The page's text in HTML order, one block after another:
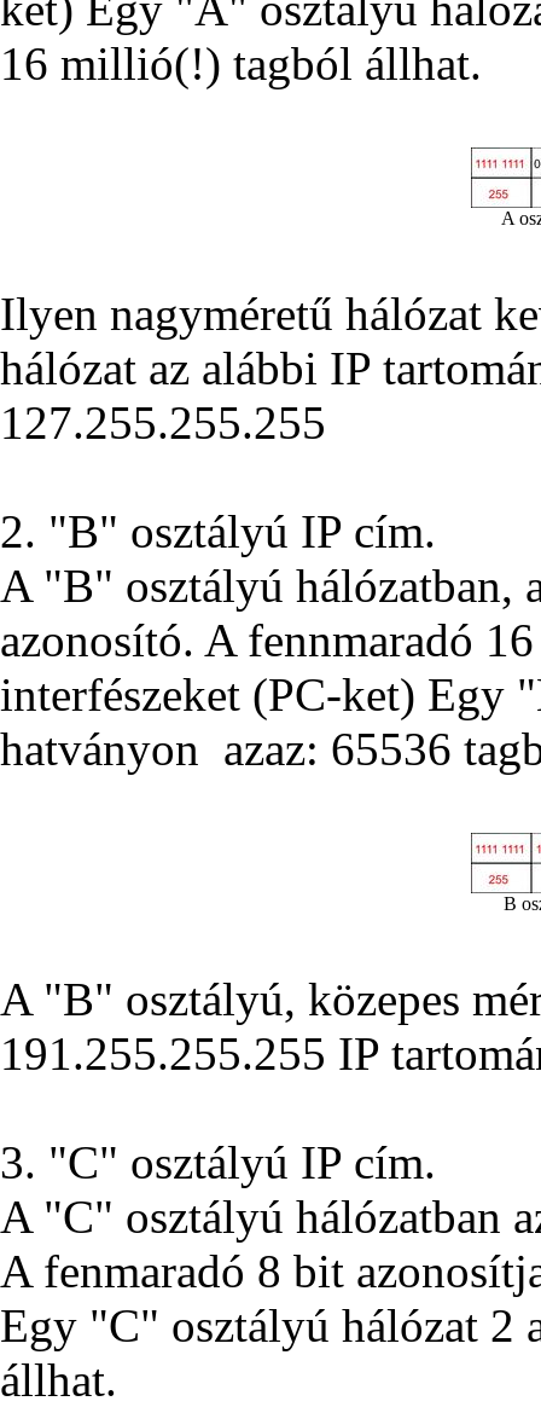
16 millió(!) tagból állhat.
A
Ilyen nagyméretű hálózat
hálózat az alábbi IP
127.255.255.255
2. "B" osztályú IP cím.
A "B" osztályú hálózatban,
azonosító. A fennmaradó
interfészeket (PC-ket) Egy
hatványon azaz: 65536
B
A "B" osztályú, közepes
191.255.255.255 IP
3. "C" osztályú IP cím.
A "C" osztályú hálózatban
A fenmaradó 8 bit
Egy "C" osztályú hálózat 2
állhat.